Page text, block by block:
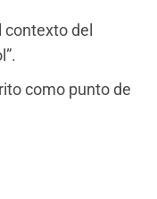
del
como punto de